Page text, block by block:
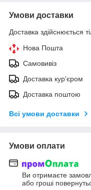
Умови доставки
Доставка здійснюється
Нова Пошта
Самовивіз
Доставка кур'єром
Доставка поштою
Всі умови доставки
Умови оплати
Ви отримаєте
або гроші